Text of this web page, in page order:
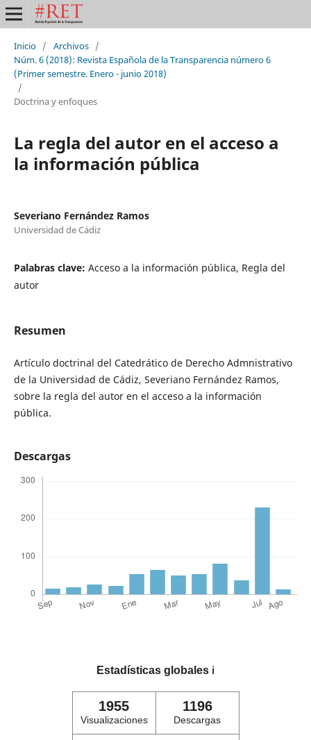
Inicio / Archivos /
Núm. 6 (2018): Revista Española de la Transparencia número 6
(Primer semestre. Enero - junio 2018)
/
Doctrina y enfoques
La regla del autor en el acceso a
la información pública
Severiano Fernández Ramos
Universidad de Cádiz
Palabras clave: Acceso a la información pública, Regla del
autor
Resumen
Artículo doctrinal del Catedrático de Derecho Admnistrativo
de la Universidad de Cádiz, Severiano Fernández Ramos,
sobre la regla del autor en el acceso a la información
pública.
Descargas
Estadísticas globales ℹ️
1955
Visualizaciones
1196
Descargas